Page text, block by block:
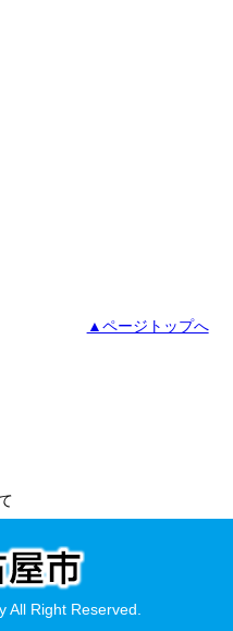
▲ページトップへ
All Right Reserved.